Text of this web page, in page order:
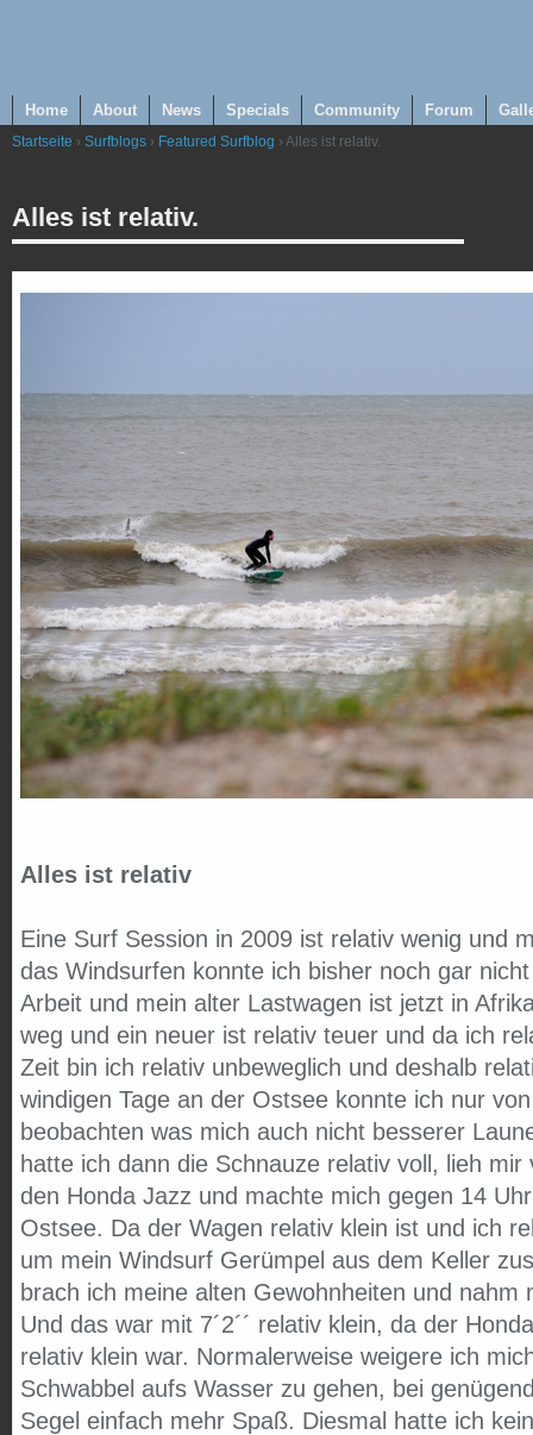
Home About News Specials Community Forum
Startseite › Surfblogs › Featured Surfblog › Alles ist relativ.
Alles ist relativ.
Alles ist relativ
Eine Surf Session in 2009 ist relativ wenig und
das Windsurfen konnte ich bisher noch gar
Arbeit und mein alter Lastwagen ist jetzt in
weg und ein neuer ist relativ teuer und da ich
Zeit bin ich relativ unbeweglich und deshalb
windigen Tage an der Ostsee konnte ich nur
beobachten was mich auch nicht besserer
hatte ich dann die Schnauze relativ voll, lieh
den Honda Jazz und machte mich gegen 14
Ostsee. Da der Wagen relativ klein ist und ich
um mein Windsurf Gerümpel aus dem Keller
brach ich meine alten Gewohnheiten und nahm
Und das war mit 7´2´´ relativ klein, da der
relativ klein war. Normalerweise weigere ich
Schwabbel aufs Wasser zu gehen, bei
Segel einfach mehr Spaß. Diesmal hatte ich